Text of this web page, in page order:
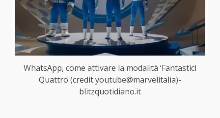
WhatsApp, come attivare la modalità ‘Fantastici
Quattro (credit youtube@marvelitalia)-
blitzquotidiano.it